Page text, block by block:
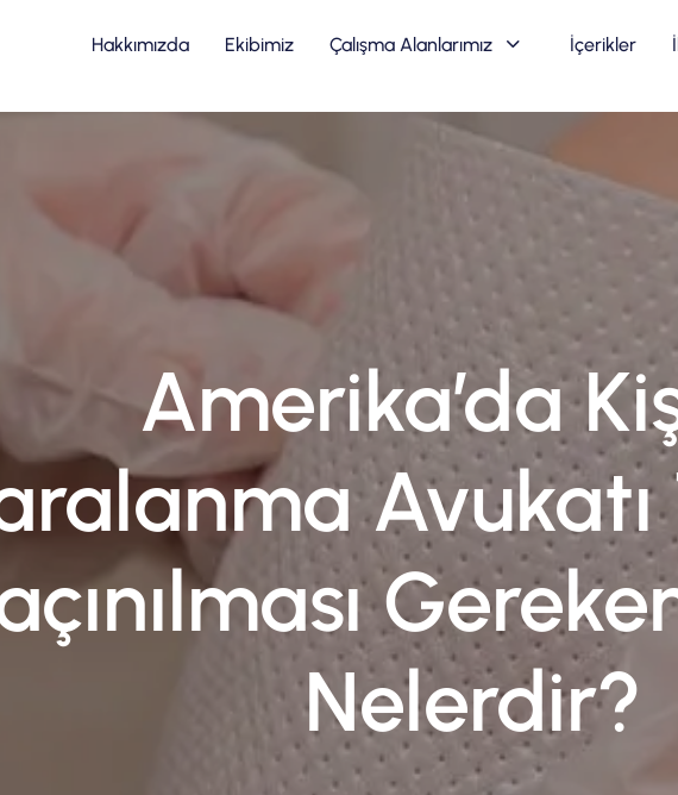
Hakkımızda Ekibimiz Çalışma Alanlarımız İçerikler
Amerika’da
Nelerdir?